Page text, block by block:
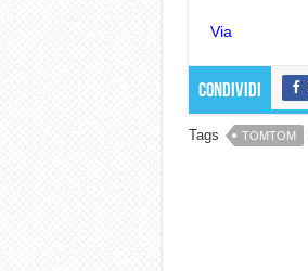
Via
Condividi
Tags TOMTOM